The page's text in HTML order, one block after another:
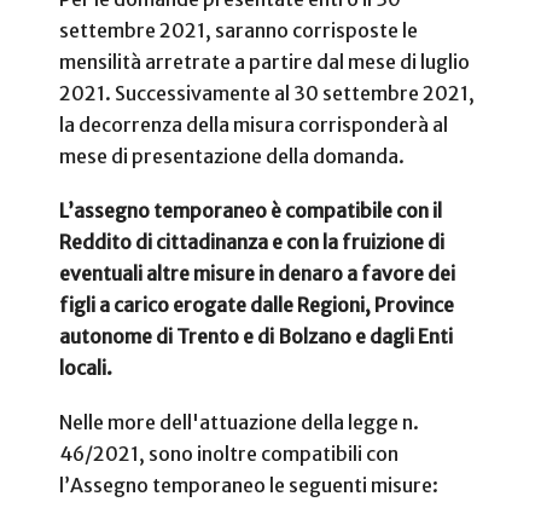
settembre 2021, saranno corrisposte le
mensilità arretrate a partire dal mese di luglio
2021. Successivamente al 30 settembre 2021,
la decorrenza della misura corrisponderà al
mese di presentazione della domanda.
L’assegno temporaneo è compatibile con il
Reddito di cittadinanza e con la fruizione di
eventuali altre misure in denaro a favore dei
figli a carico erogate dalle Regioni, Province
autonome di Trento e di Bolzano e dagli Enti
locali.
Nelle more dell'attuazione della legge n.
46/2021, sono inoltre compatibili con
l’Assegno temporaneo le seguenti misure: